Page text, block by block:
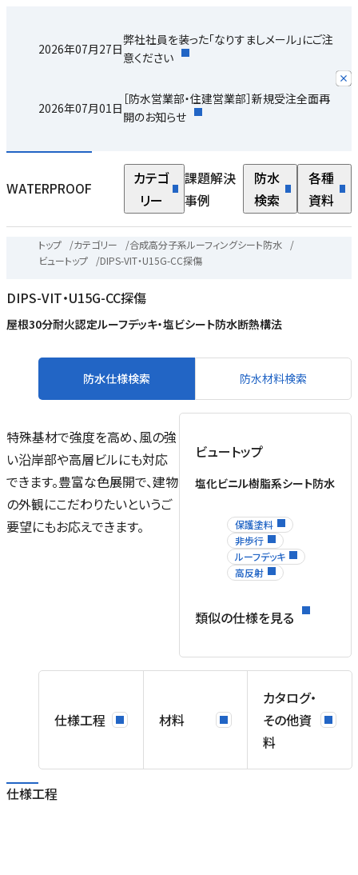
2026年07月27日
弊社社員を装った「なりすましメール」にご注
意ください
2026年07月01日
［防水営業部・住建営業部］新規受注全面再
開のお知らせ
WATERPROOF
カテゴ
リー
課題解決
事例
防水
検索
各種
資料
トップ /カテゴリー /合成高分子系ルーフィングシート防水
/
ビュートップ
/DIPS-VIT・U15G-CC探傷
DIPS-VIT・U15G-CC探傷
屋根30分耐火認定ルーフデッキ・塩ビシート防水断熱構法
防水仕様検索 防水材料検索
特殊基材で強度を高め、風の強
い沿岸部や高層ビルにも対応
できます。豊富な色展開で、建物
の外観にこだわりたいというご
要望にもお応えできます。
ビュートップ
塩化ビニル樹脂系シート防水
保護塗料
非歩行
ルーフデッキ
高反射
類似の仕様を見る
仕様工程 材料
カタログ・
その他資
料
仕様工程